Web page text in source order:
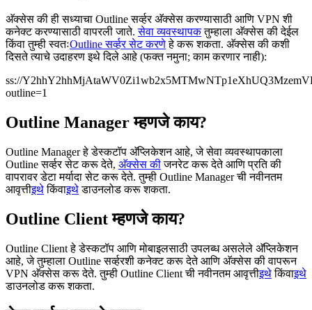
अ‍ॅक्सेस की ही सध्याचा Outline सर्व्हर अ‍ॅक्सेस करण्यासाठी आणि VPN शी
कनेक्ट करण्यासाठी वापरली जाते.सेवा व्यवस्थापकतुम्हाला अ‍ॅक्सेस की देईल
किंवा तुम्ही स्वतःOutline सर्व्हर सेट करणेहे करू शकता. अ‍ॅक्सेस की कशी
दिसते त्याचे उदाहरण इथे दिले आहे (फक्त नमुना; काम करणार नाही):
ss://
outline=1
Outline Manager म्हणजे काय?
Outline Manager हे डेस्कटॉप अ‍ॅप्लिकेशन आहे, जे सेवा व्यवस्थापकाला
Outline सर्व्हर सेट करू देते, अ‍ॅक्सेस कीजनरेट करू देते आणि प्रति की
वापरावर डेटा मर्यादा सेट करू देते. तुम्ही Outline Manager ची नवीनतम
आवृत्तीइथेकिंवाइथेडाउनलोड करू शकता.
Outline Client म्हणजे काय?
Outline Client हे डेस्कटॉप आणि मोबाइलसाठी उपलब्ध असलेले अ‍ॅप्लिकेशन
आहे, जे तुम्हाला Outline सर्व्हरशी कनेक्ट करू देते आणि अ‍ॅक्सेस की वापरून
VPN अ‍ॅक्सेस करू देते. तुम्ही Outline Client ची नवीनतम आवृत्तीइथेकिंवाइथे
डाउनलोड करू शकता.